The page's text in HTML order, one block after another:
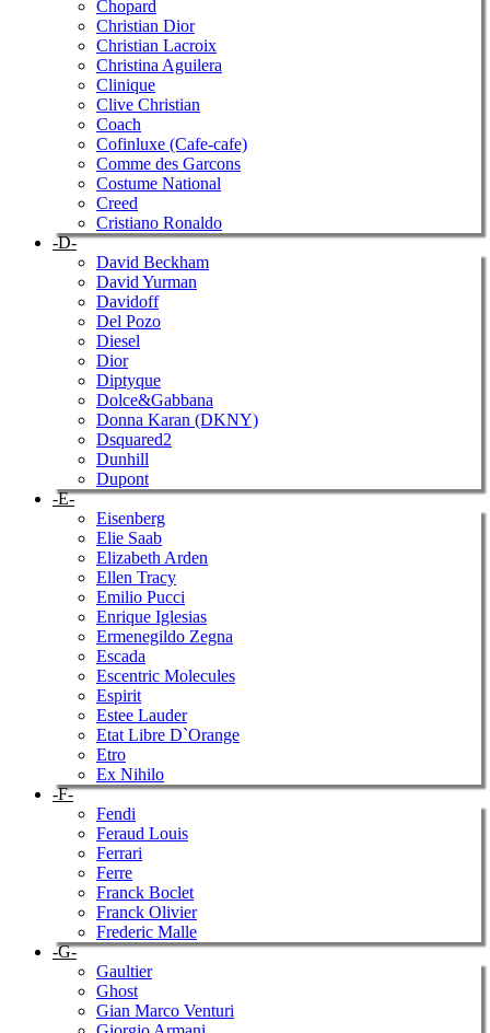
Chopard
Christian Dior
Christian Lacroix
Christina Aguilera
Clinique
Clive Christian
Coach
Cofinluxe (Cafe-cafe)
Comme des Garcons
Costume National
Creed
Cristiano Ronaldo
-D-
David Beckham
David Yurman
Davidoff
Del Pozo
Diesel
Dior
Diptyque
Dolce&Gabbana
Donna Karan (DKNY)
Dsquared2
Dunhill
Dupont
-E-
Eisenberg
Elie Saab
Elizabeth Arden
Ellen Tracy
Emilio Pucci
Enrique Iglesias
Ermenegildo Zegna
Escada
Escentric Molecules
Espirit
Estee Lauder
Etat Libre D`Orange
Etro
Ex Nihilo
-F-
Fendi
Feraud Louis
Ferrari
Ferre
Franck Boclet
Franck Olivier
Frederic Malle
-G-
Gaultier
Ghost
Gian Marco Venturi